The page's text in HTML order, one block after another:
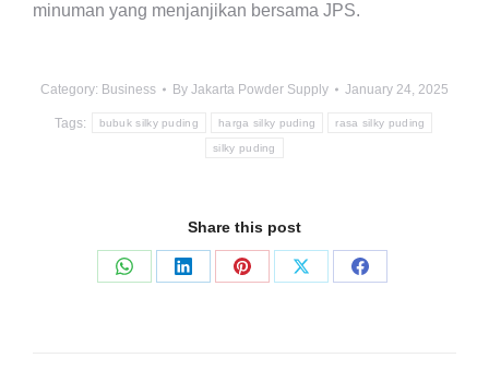
minuman yang menjanjikan bersama JPS.
Category: Business By Jakarta Powder Supply January 24, 2025
Tags: bubuk silky puding harga silky puding rasa silky puding
silky puding
Share this post
Share
Share
Share
Share
Share